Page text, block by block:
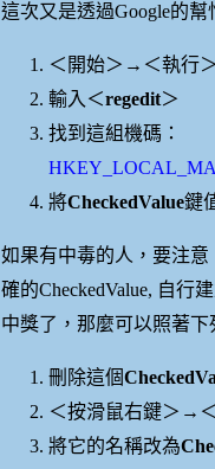
這次又是透過Google的
＜開始＞→＜執行＞
輸入＜regedit＞
找到這組機碼：
將CheckedValue鍵
如果有中毒的人，要注意
確的CheckedValue, 自行
中獎了，那麼可以照著下
刪除這個
＜按滑鼠右鍵＞→
將它的名稱改為